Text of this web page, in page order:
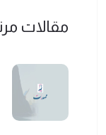
مقالات